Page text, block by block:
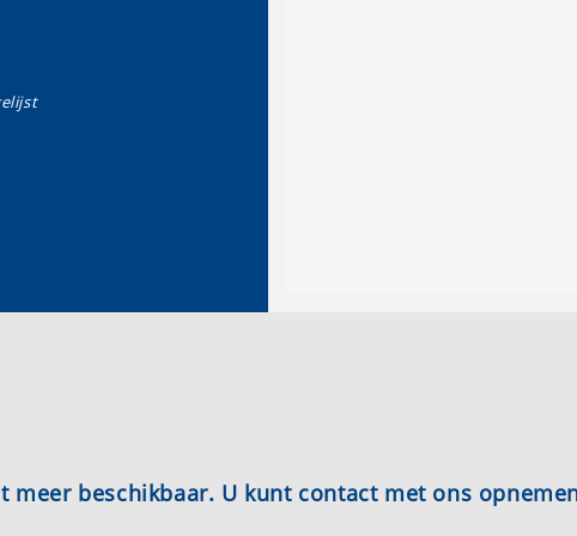
meer beschikbaar. U kunt contact met ons